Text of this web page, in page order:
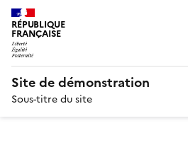
RÉPUBLIQUE
FRANÇAISE
Site de démonstration
Sous-titre du site